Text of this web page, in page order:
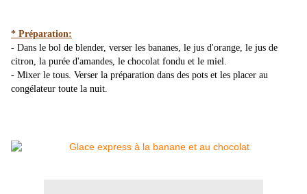
* Préparation:
- Dans le bol de blender, verser les bananes, le jus d'orange, le jus de
citron, la purée d'amandes, le chocolat fondu et le miel.
- Mixer le tous. Verser la préparation dans des pots et les placer au
congélateur toute la nuit.